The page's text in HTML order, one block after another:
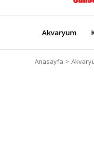
Akvaryum
Anasayfa